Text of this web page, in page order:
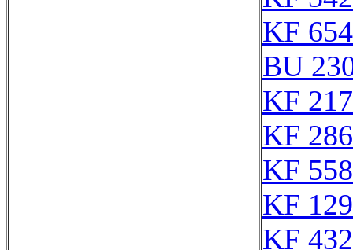
KF
BU
KF
KF
KF
KF
KF